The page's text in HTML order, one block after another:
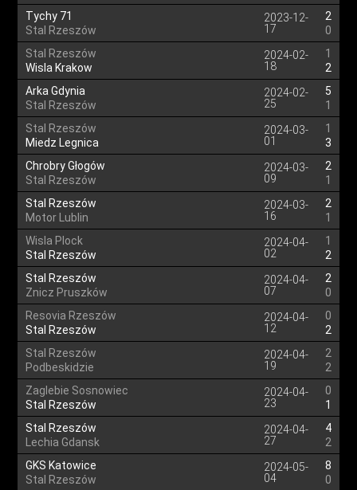
Tychy 71
Stal Rzeszów
2023-12-
17
2
0
Stal Rzeszów
Wisla Krakow
2024-02-
18
1
2
Arka Gdynia
Stal Rzeszów
2024-02-
25
5
1
Stal Rzeszów
Miedz Legnica
2024-03-
01
1
3
Chrobry Głogów
Stal Rzeszów
2024-03-
09
2
1
Stal Rzeszów
Motor Lublin
2024-03-
16
2
1
Wisla Plock
Stal Rzeszów
2024-04-
02
1
2
Stal Rzeszów
Znicz Pruszków
2024-04-
07
2
0
Resovia Rzeszów
Stal Rzeszów
2024-04-
12
0
2
Stal Rzeszów
Podbeskidzie
2024-04-
19
2
2
Zaglebie Sosnowiec
Stal Rzeszów
2024-04-
23
0
1
Stal Rzeszów
Lechia Gdansk
2024-04-
27
4
2
GKS Katowice
Stal Rzeszów
2024-05-
04
8
0